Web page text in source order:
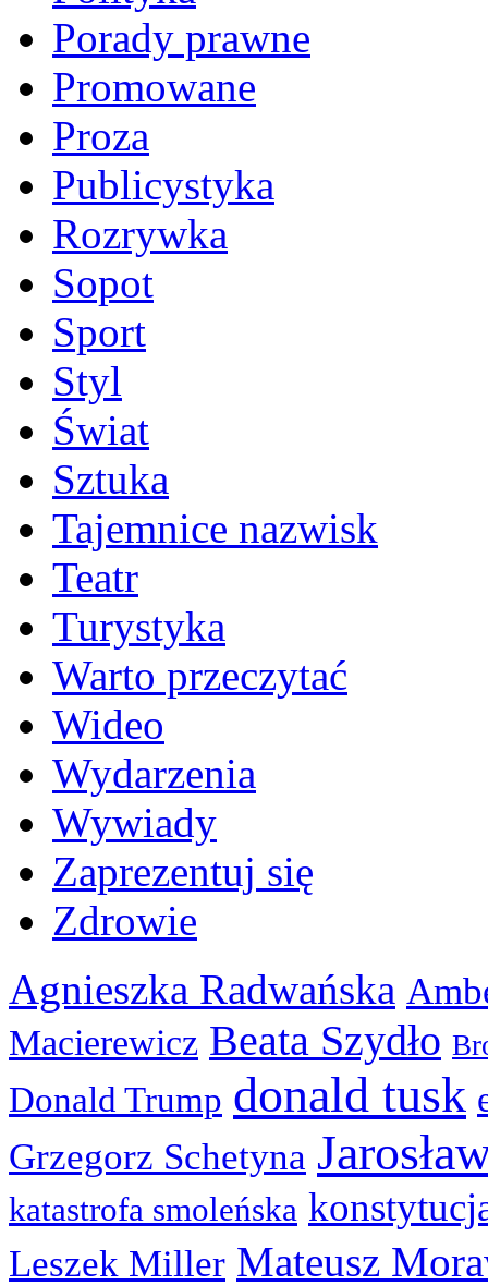
Porady prawne
Promowane
Proza
Publicystyka
Rozrywka
Sopot
Sport
Styl
Świat
Sztuka
Tajemnice nazwisk
Teatr
Turystyka
Warto przeczytać
Wideo
Wydarzenia
Wywiady
Zaprezentuj się
Zdrowie
Agnieszka Radwańska
Macierewicz Beata Szydło
Donald Trump donald tusk
Grzegorz Schetyna
katastrofa smoleńska
Leszek Miller Mateusz